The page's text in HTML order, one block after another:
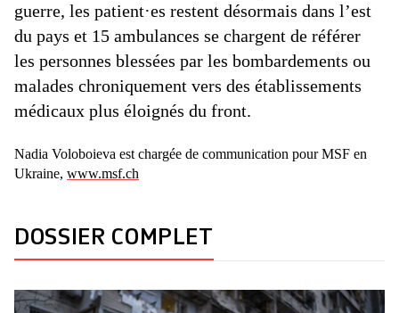
guerre, les patient·es restent désormais dans l’est
du pays et 15 ambulances se chargent de référer
les personnes blessées par les bombardements ou
malades chroniquement vers des établissements
médicaux plus éloignés du front.
Nadia Voloboieva est chargée de communication pour MSF en
Ukraine, www.msf.ch
DOSSIER COMPLET